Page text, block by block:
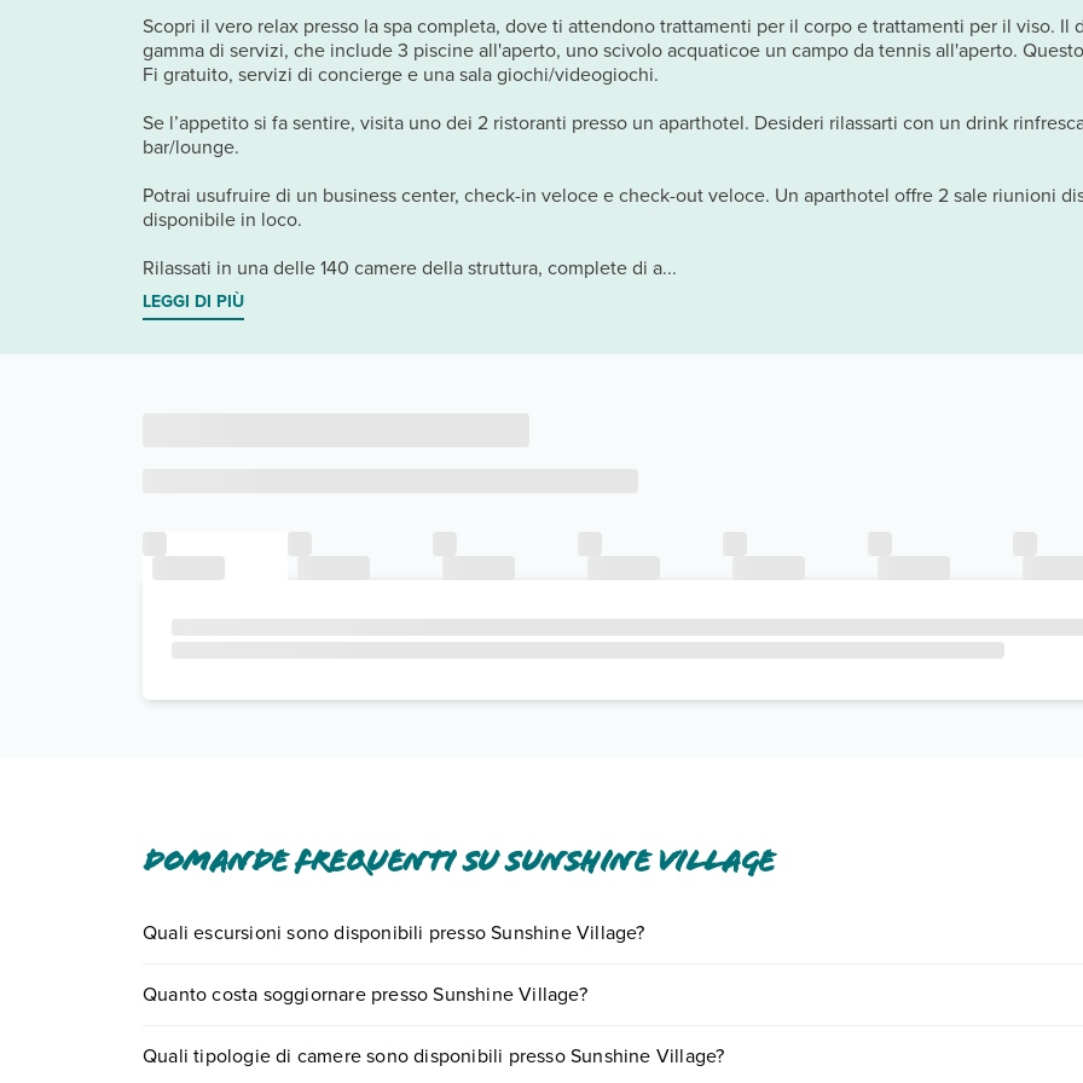
Scopri il vero relax presso la spa completa, dove ti attendono trattamenti per il corpo e trattamenti per il viso. Il
gamma di servizi, che include 3 piscine all'aperto, uno scivolo acquaticoe un campo da tennis all'aperto.
Fi gratuito, servizi di concierge e una sala giochi/videogiochi.
Se l’appetito si fa sentire, visita uno dei 2 ristoranti presso un aparthotel. Desideri rilassarti con un drink
bar/lounge.
Potrai usufruire di un business center, check-in veloce e check-out veloce. Un aparthotel offre 2 sale riunioni
disponibile in loco.
Rilassati in una delle 140 camere della struttura, complete di a...
LEGGI DI PIÙ
Domande frequenti su Sunshine Village
Quali escursioni sono disponibili presso Sunshine Village?
0721.17231 oprenotando un appuntamento.
Quanto costa soggiornare presso Sunshine Village?
quando partire.
Quali tipologie di camere sono disponibili presso Sunshine Village?